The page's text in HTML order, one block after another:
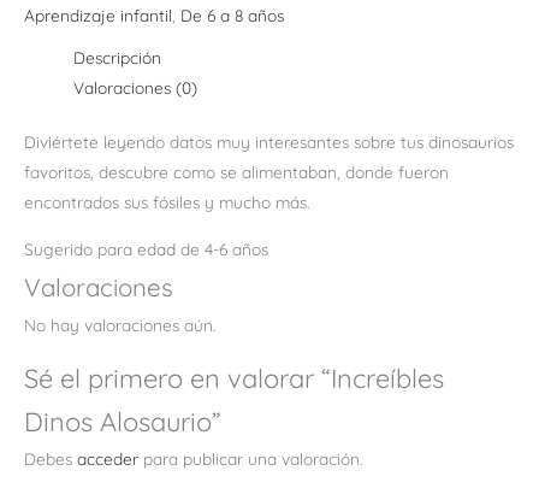
Aprendizaje infantil De 6 a 8 años
Descripción
Valoraciones (0)
Diviértete leyendo datos muy interesantes sobre tus dinosaurios
favoritos, descubre como se alimentaban, donde fueron
encontrados sus fósiles y mucho más.
Sugerido para edad de 4-6 años
Valoraciones
No hay valoraciones aún.
Sé el primero en valorar “Increíbles
Dinos Alosaurio”
Debes acceder para publicar una valoración.